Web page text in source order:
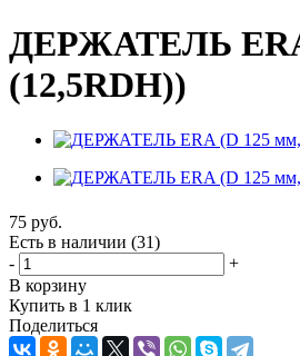
ДЕРЖАТЕЛЬ
(12,5RDH))
75 руб.
Есть в наличии (31)
-
+
В корзину
Купить в 1 клик
Поделиться